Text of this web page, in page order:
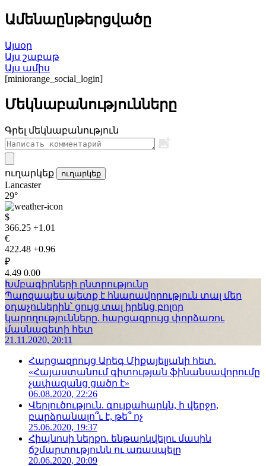
Ամենաընթերցվածը
Այսօր
Այս շաբաթ
Այս ամիս
[miniorange_social_login]
Մեկնաբանությունները
Գրել մեկնաբանություն
ուղարկեք ուղարկեք
Lancaster
29°
$
366.25 +1.01
€
422.48 +0.96
₽
4.49 0.00
Խմբագիրների ընտրությունը
Պարզապես պետք է հնարավորություն տալ մեր
օդաչուներին՝ ցույց տալ իրենց բոլոր
կարողությունները. հարցազրույց փորձառու
մասնագետի հետ
21.11.2020, 20:11
Հարցազրույց Արեգ Միքայելյանի հետ.
«Հայաստանում գիտության ֆինանսավորումը
չափազանց ցածր է»
06.08.2020, 22:26
Վերլուծություն. գույքահարկն, ի վերջո,
բարձրանալո՞ւ է, թե՞ ոչ
25.06.2020, 19:37
Հիպնոսի ներքո. ենթարկվելու մասին
ճշմարտությունն ու առասպելը
20.06.2020, 20:09